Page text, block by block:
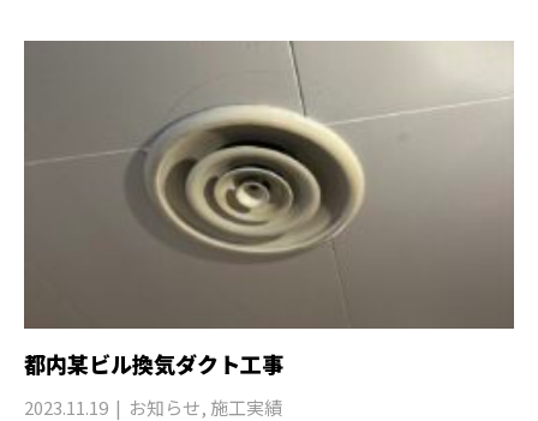
都内某ビル換気ダクト工事
2023.11.19 お知らせ, 施工実績